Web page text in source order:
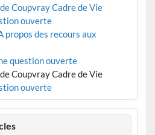
Coupvray Cadre de Vie
ouverte
propos des recours aux
question ouverte
Coupvray Cadre de Vie
ouverte